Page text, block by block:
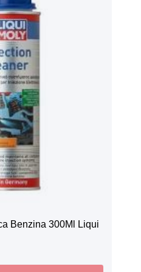
Benzina 300Ml Liqui